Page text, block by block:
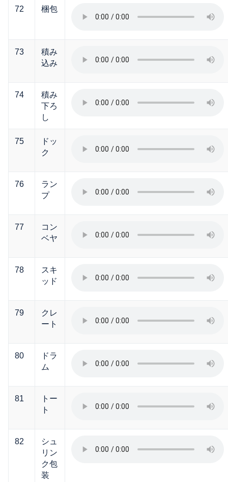
72 梱包
73
積み
込み
74
積み
下ろ
し
75
ドッ
ク
76
ラン
プ
77
コン
ベヤ
78
スキ
ッド
79
クレ
ート
80
ドラ
ム
81
トー
ト
82
シュ
リン
ク包
装